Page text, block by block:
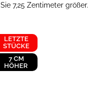
Sie 7,25 Zentimeter größer.
LETZTE
STÜCKE
7 CM
HÖHER